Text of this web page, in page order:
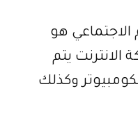
الاجتماعي هو
الانترنت يتم
وكذلك